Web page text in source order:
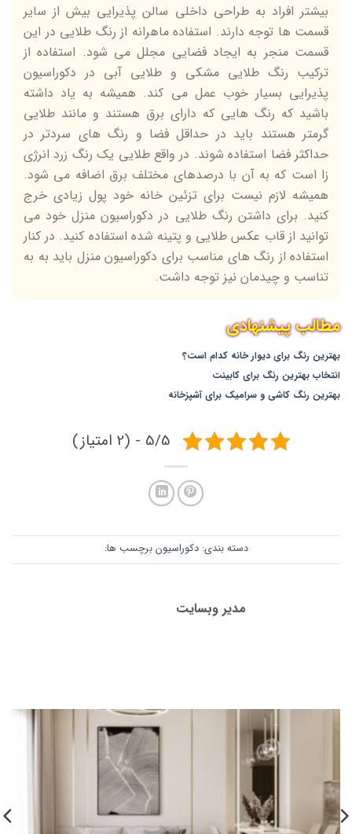
بیشتر افراد به طراحی داخلی سالن پذیرایی بیش از سایر
قسمت ها توجه دارند. استفاده ماهرانه از رنگ طلایی در این
قسمت منجر به ایجاد فضایی مجلل می شود. استفاده از
ترکیب رنگ طلایی مشکی و طلایی آبی در دکوراسیون
پذیرایی بسیار خوب عمل می کند. همیشه به یاد داشته
باشید که رنگ هایی که دارای برق هستند و مانند طلایی
گرمتر هستند باید در حداقل فضا و رنگ های سردتر در
حداکثر فضا استفاده شوند. در واقع طلایی یک رنگ زرد انرژی
زا است که به آن با درصدهای مختلف برق اضافه می شود.
همیشه لازم نیست برای تزئین خانه خود پول زیادی خرج
کنید. برای داشتن رنگ طلایی در دکوراسیون منزل خود می
توانید از قاب عکس طلایی و پتینه شده استفاده کنید. در کنار
استفاده از رنگ های مناسب برای دکوراسیون منزل باید به به
تناسب و چیدمان نیز توجه داشت.
مطالب پیشنهادی
بهترین رنگ برای دیوار خانه کدام است؟
انتخاب بهترین رنگ برای کابینت
بهترین رنگ کاشی و سرامیک برای آشپزخانه
5/5 - (2 امتیاز)
دسته بندی:دکوراسیون برچسب ها:
مدیر وبسایت